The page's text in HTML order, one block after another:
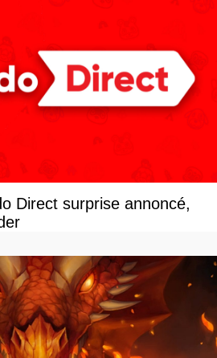
Direct surprise annoncé,